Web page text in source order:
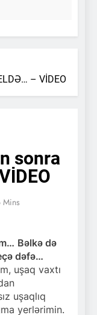
– VİDEO
sonra
Mins
Bəlkə də
dəfə…
uşaq vaxtı
uşaqlıq
yerlərimin.